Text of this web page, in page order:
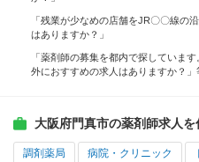
「残業が少なめの店舗をJR〇〇線の
はありますか？」
「薬剤師の募集を都内で探していま
外におすすめの求人はありますか？」
大阪府門真市の薬剤師求人
調剤薬局 病院・クリニック